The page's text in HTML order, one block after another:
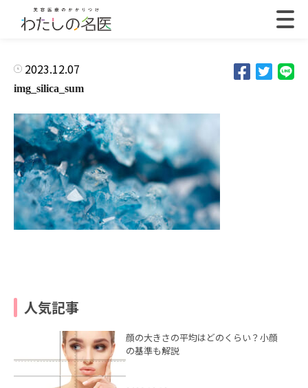
2023.12.07
img_silica_sum
人気記事
顔の大きさの平均はどのくらい？小顔
の基準も解説